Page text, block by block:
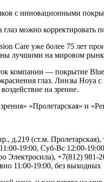
с инновационными
глаз можно
Care уже более 75 лет
лучшими на мировом
компании — покрытие
глаз. Линзы
на зрение.
«Пролетарская» и
д.219 (ст.м. Пролетарская),
19:00, Суб-Вс 12:00-19:00
Электросила), +7(812) 981-
11:00-19:00, без выходных